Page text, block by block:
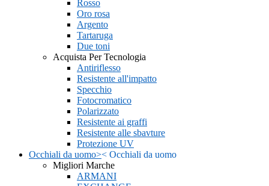
Rosso
Oro rosa
Argento
Tartaruga
Due toni
Acquista Per Tecnologia
Antiriflesso
Resistente all'impatto
Specchio
Fotocromatico
Polarizzato
Resistente ai graffi
Resistente alle sbavture
Protezione UV
Occhiali da uomo>< Occhiali da uomo
Migliori Marche
ARMANI